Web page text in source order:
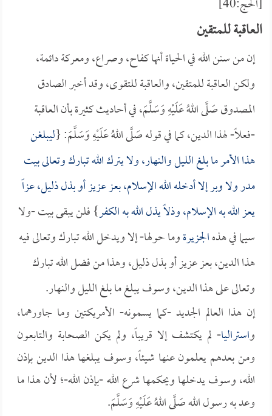
[الحج:40]
العاقبة للمتقين
إن من سنن الله في الحياة أنها كفاح، وصراع، ومعركة دائمة،
ولكن العاقبة للمتقين، والعاقبة للتقوى، وقد أخبر الصادق
المصدوق صَلَّى اللهُ عَلَيْهِ وَسَلَّمَ، في أحاديث كثيرة بأن العاقبة
-فعلاً- لهذا الدين، كما في قوله صَلَّى اللهُ عَلَيْهِ وَسَلَّمَ: {ليبلغن
هذا الأمر ما بلغ الليل والنهار، ولا يترك الله تبارك وتعالى بيت
مدر ولا وبر إلا أدخله الله الإسلام، بعز عزيز أو بذل ذليل، عزاً
يعز الله به الإسلام، وذلاً يذل الله به الكفر} فلن يبقى بيت -ولا
سيما في هذهالجزيرةوما حولها- إلا ويدخل الله تبارك وتعالى فيه
هذا الدين، بعز عزيز أو بذل ذليل، وهذا من فضل الله تبارك
وتعالى على هذا الدين، وسوف يبلغ ما بلغ الليل والنهار.
إن هذا العالم الجديد -كما يسمونه- الأمريكتين وما جاورهما،
واستراليا- لم يكتشف إلا قريباً، ولم يكن الصحابة والتابعون
ومن بعدهم يعلمون عنها شيئاً، وسوف يبلغها هذا الدين بإذن
الله، وسوف يدخلها ويحكمها شرع الله -بإذن الله-؛ لأن هذا ما
وعد به رسول الله صَلَّى اللهُ عَلَيْهِ وَسَلَّمَ.